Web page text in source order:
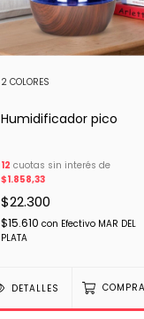
2 COLORES
Humidificador pico
12 cuotas sin interés de
$1.858,33
$22.300
$15.610 con Efectivo MAR DEL
PLATA
DETALLES